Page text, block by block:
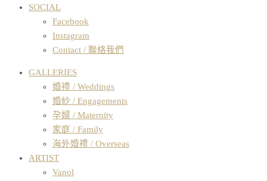
SOCIAL
Facebook
Instagram
Contact / 聯絡我們
GALLERIES
婚禮 / Weddings
婚紗 / Engagements
孕婦 / Maternity
家庭 / Family
海外婚禮 / Overseas
ARTIST
Vanol